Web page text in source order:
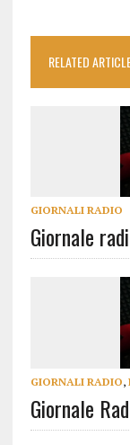
RELATED
GIORNALI RADIO
Giornale
GIORNALI RADIO,
Giornale